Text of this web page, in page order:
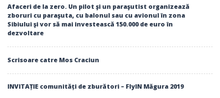
Afaceri de la zero. Un pilot şi un paraşutist organizează
zboruri cu paraşuta, cu balonul sau cu avionul în zona
Sibiului şi vor să mai investească 150.000 de euro în
dezvoltare
Scrisoare catre Mos Craciun
INVITAȚIE comunități de zburători – FlyIN Măgura 2019